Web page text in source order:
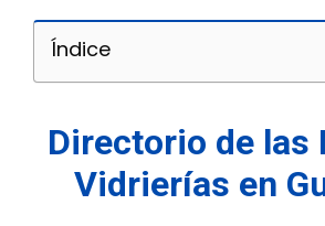
Índice
Directorio de las
Vidrierías en